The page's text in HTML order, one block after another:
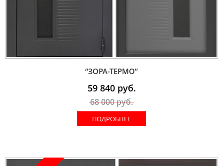
“ЗОРА-ТЕРМО”
59 840руб.
68 000руб.
ПОДРОБНЕЕ